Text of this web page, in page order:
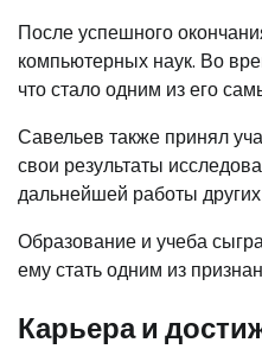
После успешного
компьютерных наук. Во
что стало одним из его
Савельев также принял
свои результаты
дальнейшей работы
Образование и учеба
ему стать одним из
Карьера и